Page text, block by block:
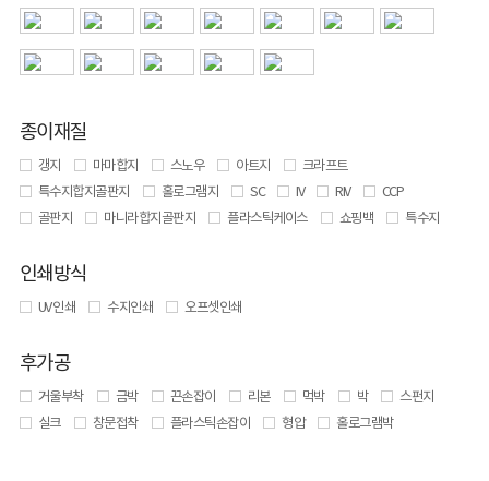
종이재질
갱지 마마합지 스노우 아트지
크라프트
특수지합지골판지
홀로그램지 SC IV RIV
CCP
골판지
마니라합지골판지 플라스틱케이스 쇼핑백 특수지
인쇄방식
UV 인쇄 수지인쇄 오프셋인쇄
후가공
거울부착 금박 끈손잡이 리본 먹박 박
스펀지
실크
창문접착 플라스틱손잡이 형압 홀로그램박